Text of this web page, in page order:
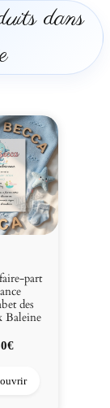
dans
part
des
Baleine
€